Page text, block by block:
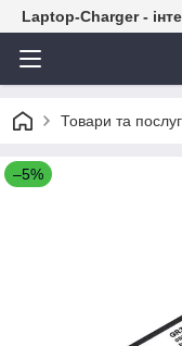
Laptop-Charger -
Товари та
–5%